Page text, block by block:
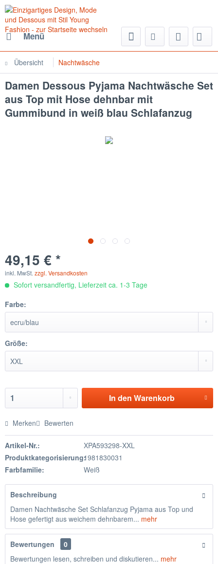
Menü
Übersicht Nachtwäsche
Damen Dessous Pyjama Nachtwäsche Set
aus Top mit Hose dehnbar mit
Gummibund in weiß blau Schlafanzug
49,15 € *
inkl. MwSt. zzgl. Versandkosten
Sofort versandfertig, Lieferzeit ca. 1-3 Tage
Farbe:
Größe:
In den Warenkorb
Merken Bewerten
Artikel-Nr.:
XPA593298-XXL
Produktkategorisierung:1981830031
Farbfamilie:
Weiß
Beschreibung
Damen Nachtwäsche Set Schlafanzug Pyjama aus Top und
Hose gefertigt aus weichem dehnbarem... mehr
Bewertungen
0
Bewertungen lesen, schreiben und diskutieren... mehr